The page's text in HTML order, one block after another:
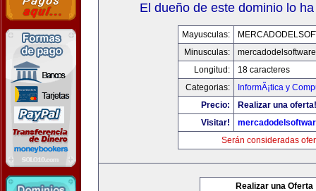
El dueño de este dominio lo
Mayusculas:
Minusculas:
Longitud:
18 caracteres
Categorias:
InformÃ¡tica y
Precio:
Realizar una oferta!
Visitar!
Serán consideradas
Realizar una Oferta